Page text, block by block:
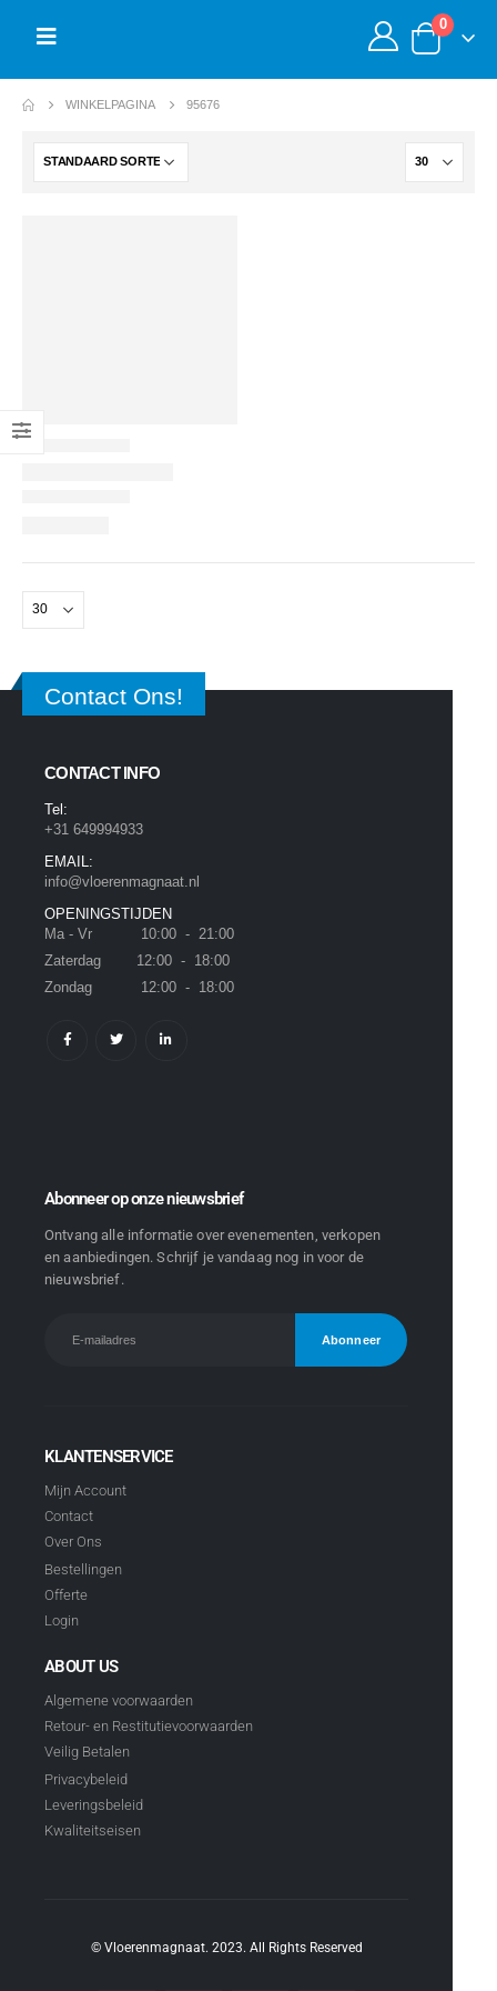
0
WINKELPAGINA 95676
Contact Ons!
CONTACT INFO
Tel:
+31 649994933
EMAIL:
info@vloerenmagnaat.nl
OPENINGSTIJDEN
Ma - Vr 10:00 - 21:00
Zaterdag 12:00 - 18:00
Zondag 12:00 - 18:00
Abonneer op onze nieuwsbrief
Ontvang alle informatie over evenementen, verkopen
en aanbiedingen. Schrijf je vandaag nog in voor de
nieuwsbrief.
KLANTENSERVICE
Mijn Account
Contact
Over Ons
Bestellingen
Offerte
Login
ABOUT US
Algemene voorwaarden
Retour- en Restitutievoorwaarden
Veilig Betalen
Privacybeleid
Leveringsbeleid
Kwaliteitseisen
© Vloerenmagnaat. 2023. All Rights Reserved